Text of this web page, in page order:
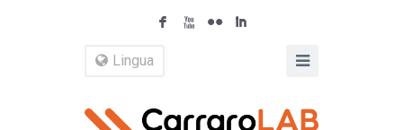
F X N I
Lingua